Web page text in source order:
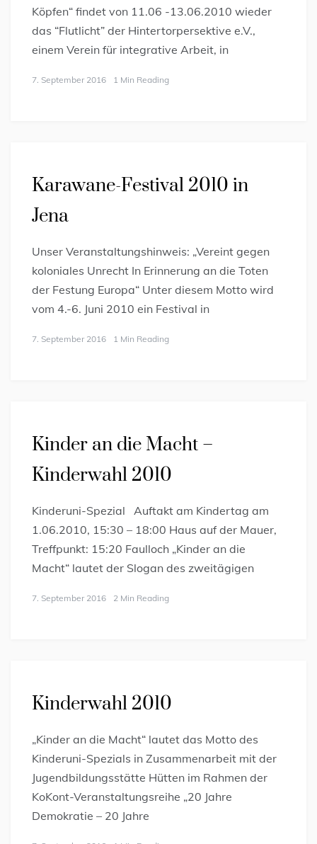
Köpfen“ findet von 11.06 -13.06.2010 wieder
das “Flutlicht” der Hintertorpersektive e.V.,
einem Verein für integrative Arbeit, in
7. September 2016 1 Min Reading
Karawane-Festival 2010 in
Jena
Unser Veranstaltungshinweis: „Vereint gegen
koloniales Unrecht In Erinnerung an die Toten
der Festung Europa“ Unter diesem Motto wird
vom 4.-6. Juni 2010 ein Festival in
7. September 2016 1 Min Reading
Kinder an die Macht –
Kinderwahl 2010
Kinderuni-Spezial Auftakt am Kindertag am
1.06.2010, 15:30 – 18:00 Haus auf der Mauer,
Treffpunkt: 15:20 Faulloch „Kinder an die
Macht“ lautet der Slogan des zweitägigen
7. September 2016 2 Min Reading
Kinderwahl 2010
„Kinder an die Macht“ lautet das Motto des
Kinderuni-Spezials in Zusammenarbeit mit der
Jugendbildungsstätte Hütten im Rahmen der
KoKont-Veranstaltungsreihe „20 Jahre
Demokratie – 20 Jahre